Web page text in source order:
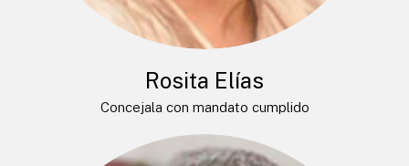
Rosita Elías
Concejala con mandato cumplido